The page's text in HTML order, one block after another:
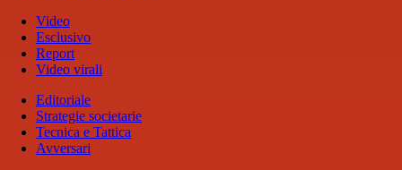
Video
Esclusivo
Report
Video virali
Editoriale
Strategie societarie
Tecnica e Tattica
Avversari